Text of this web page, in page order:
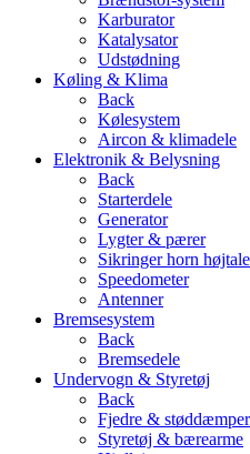
Karburator
Katalysator
Udstødning
Køling & Klima
Back
Kølesystem
Aircon & klimadele
Elektronik & Belysning
Back
Starterdele
Generator
Lygter & pærer
Sikringer horn
Speedometer
Antenner
Bremsesystem
Back
Bremsedele
Undervogn & Styretøj
Back
Fjedre &
Styretøj & bærearme